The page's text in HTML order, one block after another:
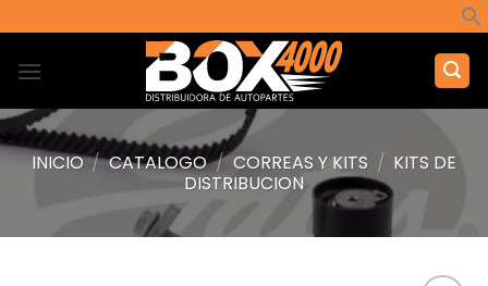
al
contenido
INICIO / CATALOGO / CORREAS Y KITS / KITS DE
DISTRIBUCION